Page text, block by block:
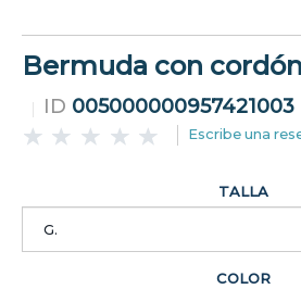
Bermuda con
ID 005000000957421003
Escribe una
TALLA
COLOR